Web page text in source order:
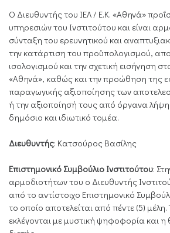
Ο Διευθυντής του ΙΕΛ / Ε.Κ. «Αθηνά»
υπηρεσιών του Ινστιτούτου και είναι
σύνταξη του ερευνητικού και
την κατάρτιση του προϋπολογισμού,
ισολογισμού και την σχετική εισήγηση
«Αθηνά», καθώς και την προώθηση της
παραγωγικής αξιοποίησης των
ή την αξιοποίησή τους από όργανα
δημόσιο και ιδιωτικό τομέα.
Διευθυντής: Κατσούρος Βασίλης
Επιστημονικό Συμβούλιο Ινστιτούτου:
αρμοδιοτήτων του ο Διευθυντής
από το αντίστοιχο Επιστημονικό
το οποίο αποτελείται από πέντε (5) μέλη.
εκλέγονται με μυστική ψηφοφορία και η